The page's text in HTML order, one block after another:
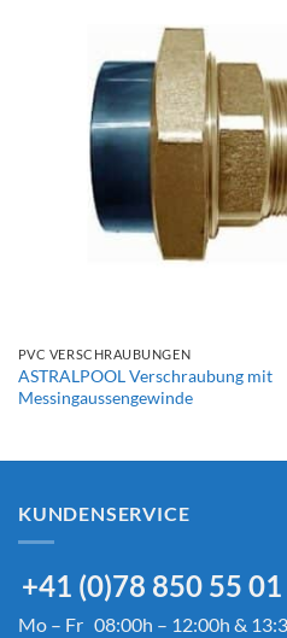
PVC VERSCHRAUBUNGEN
ASTRALPOOL Verschraubung mit
Messingaussengewinde
KUNDENSERVICE
+41 (0)78 850 55 01
Mo – Fr 08:00h – 12:00h &